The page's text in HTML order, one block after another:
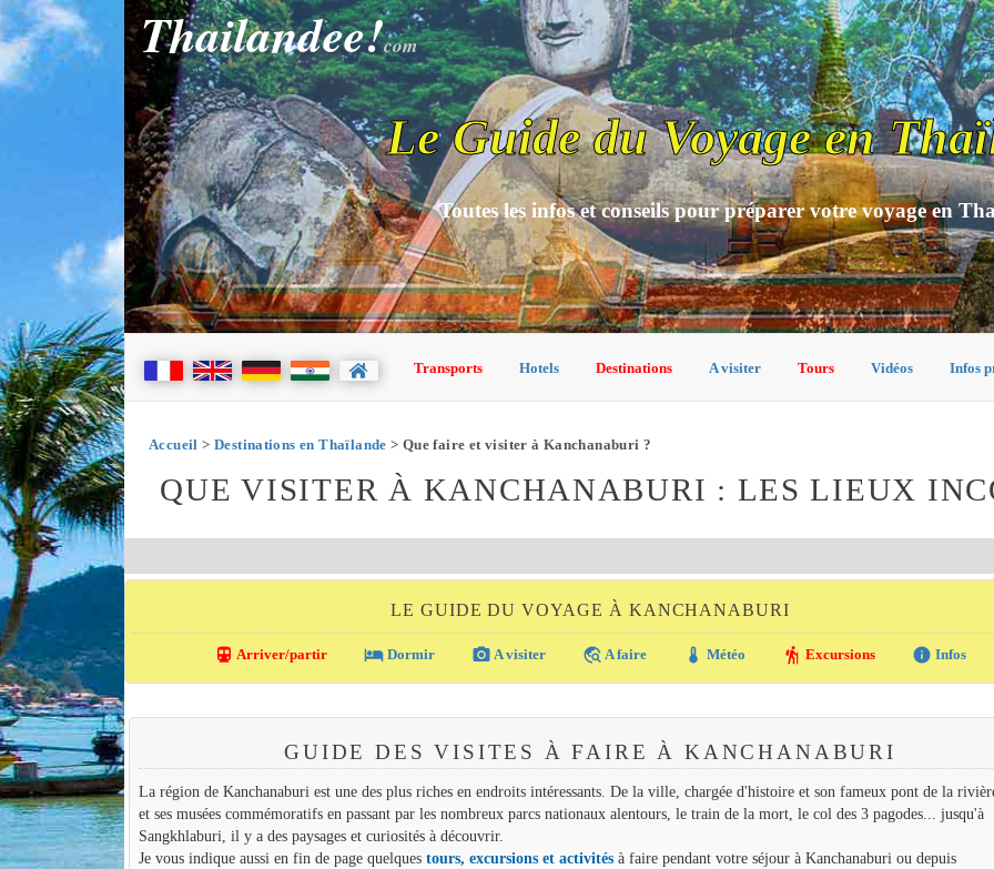
Thailandee!com
Le Guide du Voyage en
Toutes les infos et conseils pour préparer votre voyage en
Transports Hotels Destinations A visiter Tours Vidéos Infos
Accueil > Destinations en Thaïlande > Que faire et visiter à Kanchanaburi ?
QUE VISITER À KANCHANABURI : LES LIEUX
LE GUIDE DU VOYAGE À KANCHANABURI
directions_transit Arriver/partir local_hotel Dormir photo_camera A visiter travel_explore A faire thermostat Météo hiking Excursions info Infos
GUIDE DES VISITES À FAIRE À KANCHANABURI
La région de Kanchanaburi est une des plus riches en endroits intéressants. De la ville, chargée d'histoire et son fameux pont de la
et ses musées commémoratifs en passant par les nombreux parcs nationaux alentours, le train de la mort, le col des 3 pagodes... jusqu'à
Sangkhlaburi, il y a des paysages et curiosités à découvrir.
Je vous indique aussi en fin de page quelques tours, excursions et activitésà faire pendant votre séjour à Kanchanaburi ou depuis